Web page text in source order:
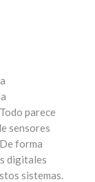
parece
sensores
forma
digitales
sistemas.